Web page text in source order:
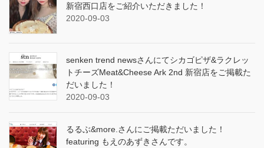
新宿西口店をご紹介いただきました！
2020-09-03
senken trend newsさんにてシカゴピザ&ラクレッ
トチーズMeat&Cheese Ark 2nd 新宿店をご掲載た
だいました！
2020-09-03
るるぶ&more.さんにご掲載ただいました！
featuring もえのあずきさんです。